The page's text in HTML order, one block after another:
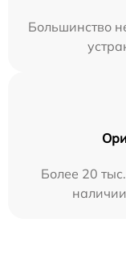
Большинство
Более 20